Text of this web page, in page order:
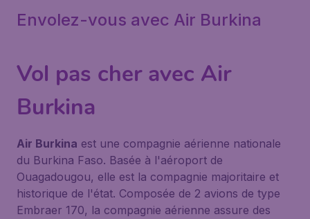
Envolez-vous avec Air Burkina
Vol pas cher avec Air
Burkina
Air Burkina est une compagnie aérienne nationale
du Burkina Faso. Basée à l'aéroport de
Ouagadougou, elle est la compagnie majoritaire et
historique de l'état. Composée de 2 avions de type
Embraer 170, la compagnie aérienne assure des